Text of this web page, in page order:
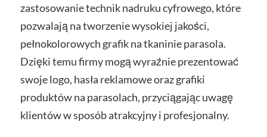
zastosowanie technik nadruku cyfrowego, które
pozwalają na tworzenie wysokiej jakości,
pełnokolorowych grafik na tkaninie parasola.
Dzięki temu firmy mogą wyraźnie prezentować
swoje logo, hasła reklamowe oraz grafiki
produktów na parasolach, przyciągając uwagę
klientów w sposób atrakcyjny i profesjonalny.